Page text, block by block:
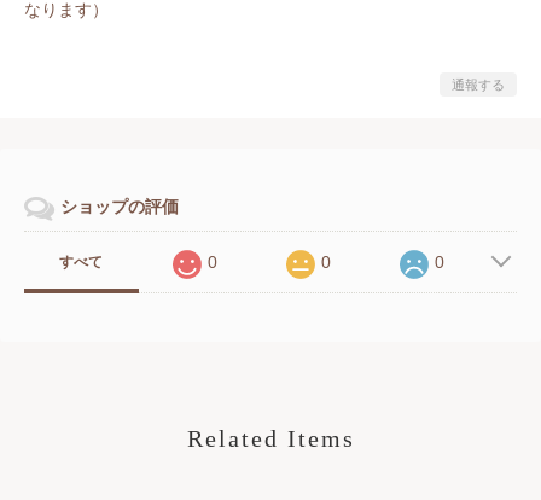
なります）
通報する
ショップの評価
すべて 0 0 0
Related Items